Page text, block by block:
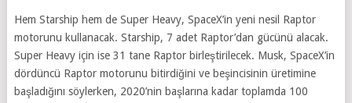
Hem Starship hem de Super Heavy, SpaceX’in yeni nesil Raptor
motorunu kullanacak. Starship, 7 adet Raptor’dan gücünü alacak.
Super Heavy için ise 31 tane Raptor birleştirilecek. Musk, SpaceX’in
dördüncü Raptor motorunu bitirdiğini ve beşincisinin üretimine
başladığını söylerken, 2020’nin başlarına kadar toplamda 100